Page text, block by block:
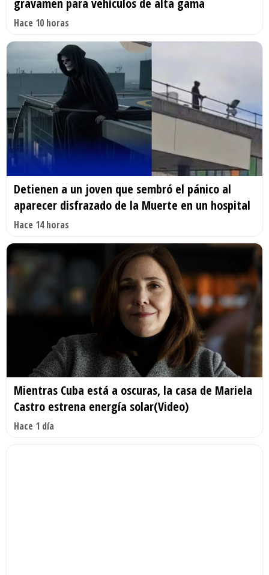
Hace 10 horas
Detienen a un joven que sembró el pánico al
aparecer disfrazado de la Muerte en un hospital
Hace 14 horas
Mientras Cuba está a oscuras, la casa de Mariela
Castro estrena energía solar(Video)
Hace 1 día